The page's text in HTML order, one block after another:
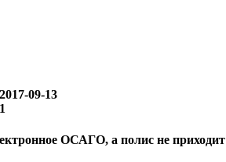
2017-09-13
1
ОСАГО, а полис не приходит